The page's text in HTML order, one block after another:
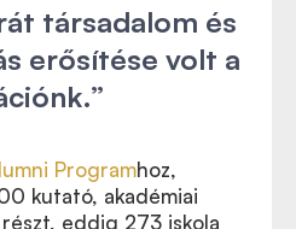
társadalom és
erősítése volt a
Programhoz,
kutató, akadémiai
eddig 273 iskola